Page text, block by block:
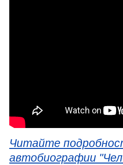
Читайте
автобиографии